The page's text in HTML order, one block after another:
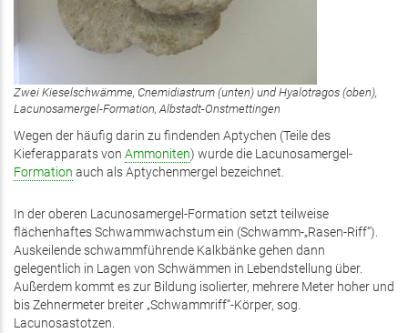
Zwei Kieselschwämme, Cnemidiastrum (unten) und Hyalotragos (oben),
Lacunosamergel-Formation, Albstadt-Onstmettingen
Wegen der häufig darin zu findenden Aptychen (Teile des
Kieferapparats von Ammoniten) wurde die Lacunosamergel-
Formation auch als Aptychenmergel bezeichnet.
In der oberen Lacunosamergel-Formation setzt teilweise
flächenhaftes Schwammwachstum ein (Schwamm-„Rasen-Riff“).
Auskeilende schwammführende Kalkbänke gehen dann
gelegentlich in Lagen von Schwämmen in Lebendstellung über.
Außerdem kommt es zur Bildung isolierter, mehrere Meter hoher und
bis Zehnermeter breiter „Schwammriff“-Körper, sog.
Lacunosastotzen.